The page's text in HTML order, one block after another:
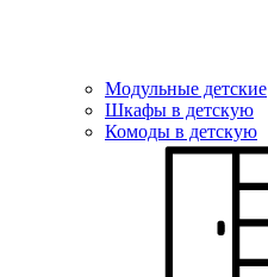
Модульные детские
Шкафы в детскую
Комоды в детскую